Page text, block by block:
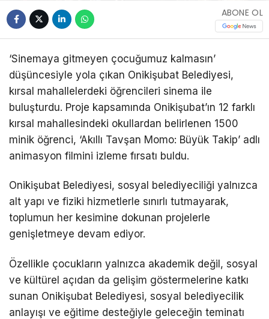
ABONE OL
‘Sinemaya gitmeyen çocuğumuz kalmasın’
düşüncesiyle yola çıkan Onikişubat Belediyesi,
kırsal mahallelerdeki öğrencileri sinema ile
buluşturdu. Proje kapsamında Onikişubat’ın 12 farklı
kırsal mahallesindeki okullardan belirlenen 1500
minik öğrenci, ‘Akıllı Tavşan Momo: Büyük Takip’ adlı
animasyon filmini izleme fırsatı buldu.
Onikişubat Belediyesi, sosyal belediyeciliği yalnızca
alt yapı ve fiziki hizmetlerle sınırlı tutmayarak,
toplumun her kesimine dokunan projelerle
genişletmeye devam ediyor.
Özellikle çocukların yalnızca akademik değil, sosyal
ve kültürel açıdan da gelişim göstermelerine katkı
sunan Onikişubat Belediyesi, sosyal belediyecilik
anlayışı ve eğitime desteğiyle geleceğin teminatı